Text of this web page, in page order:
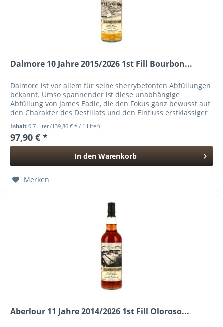
Dalmore 10 Jahre 2015/2026 1st Fill Bourbon...
Dalmore ist vor allem für seine sherrybetonten Abfüllungen
bekannt. Umso spannender ist diese unabhängige
Abfüllung von James Eadie, die den Fokus ganz bewusst auf
den Charakter des Destillats und den Einfluss erstklassiger
Inhalt0.7 Liter(139,86 € * / 1 Liter)
97,90 € *
In den Warenkorb
Merken
Aberlour 11 Jahre 2014/2026 1st Fill Oloroso...